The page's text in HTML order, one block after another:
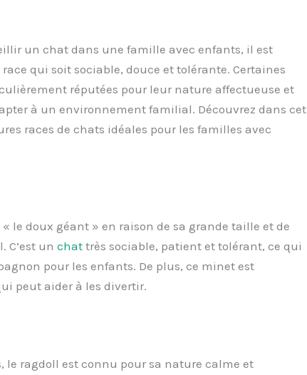
un chat dans une famille avec enfants, il est
qui soit sociable, douce et tolérante. Certaines
réputées pour leur nature affectueuse et
à un environnement familial. Découvrez dans cet
races de chats idéales pour les familles avec
le doux géant » en raison de sa grande taille et de
C’est un chat très sociable, patient et tolérant, ce qui
pour les enfants. De plus, ce minet est
peut aider à les divertir.
le ragdoll est connu pour sa nature calme et